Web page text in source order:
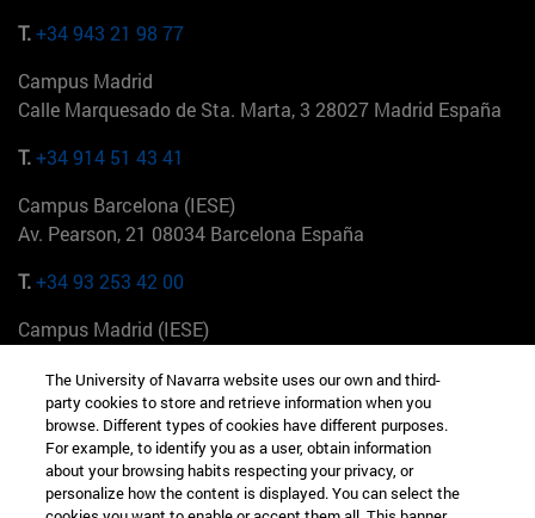
T.+34 943 21 98 77
Campus Madrid
Calle Marquesado de Sta. Marta, 3 28027 Madrid España
T.+34 914 51 43 41
Campus Barcelona (IESE)
Av. Pearson, 21 08034 Barcelona España
T.+34 93 253 42 00
Campus Madrid (IESE)
+34 912 11 30 00
Campus Nueva York (IESE)
165 W 57th St 10019-2201 Nueva York EE.UU
The University of Navarra website uses our own and third-
party cookies to store and retrieve information when you
browse. Different types of cookies have different purposes.
For example, to identify you as a user, obtain information
about your browsing habits respecting your privacy, or
personalize how the content is displayed. You can select the